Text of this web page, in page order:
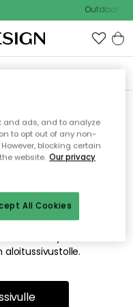
Outdoor
löydä
ole tai siitä, että se
tästä mahdollisesti
aloitussivustolle.
and ads, and to analyze
to opt out of any non-
blocking certain
website. Our privacy
All Cookies